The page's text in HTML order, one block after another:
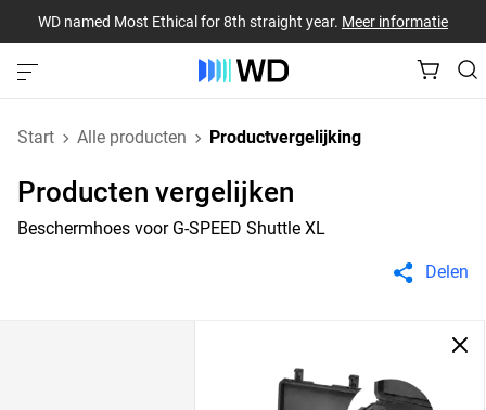
WD named Most Ethical for 8th straight year. Meer informatie
Start Alle producten Productvergelijking
Producten vergelijken
Beschermhoes voor G-SPEED Shuttle XL
Delen